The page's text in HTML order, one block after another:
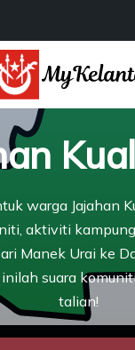
warga Jajahan
aktiviti
Manek Urai ke
suara
talian!